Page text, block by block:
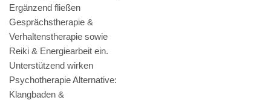
Ergänzend fließen
Gesprächstherapie &
Verhaltenstherapie sowie
Reiki & Energiearbeit ein.
Unterstützend wirken
Psychotherapie Alternative:
Klangbaden &